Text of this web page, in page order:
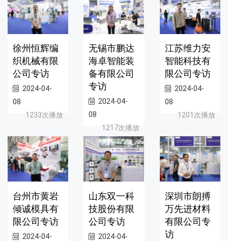
徐州恒辉编
织机械有限
公司专访
2024-04-
08
1233次播放
无锡市鹏达
海卓智能装
备有限公司
专访
2024-04-
08
1217次播放
江苏维力安
智能科技有
限公司专访
2024-04-
08
1201次播放
台州市黄岩
倾诚模具有
限公司专访
2024-04-
山东双一科
技股份有限
公司专访
2024-04-
深圳市朗搏
万先进材料
有限公司专
访